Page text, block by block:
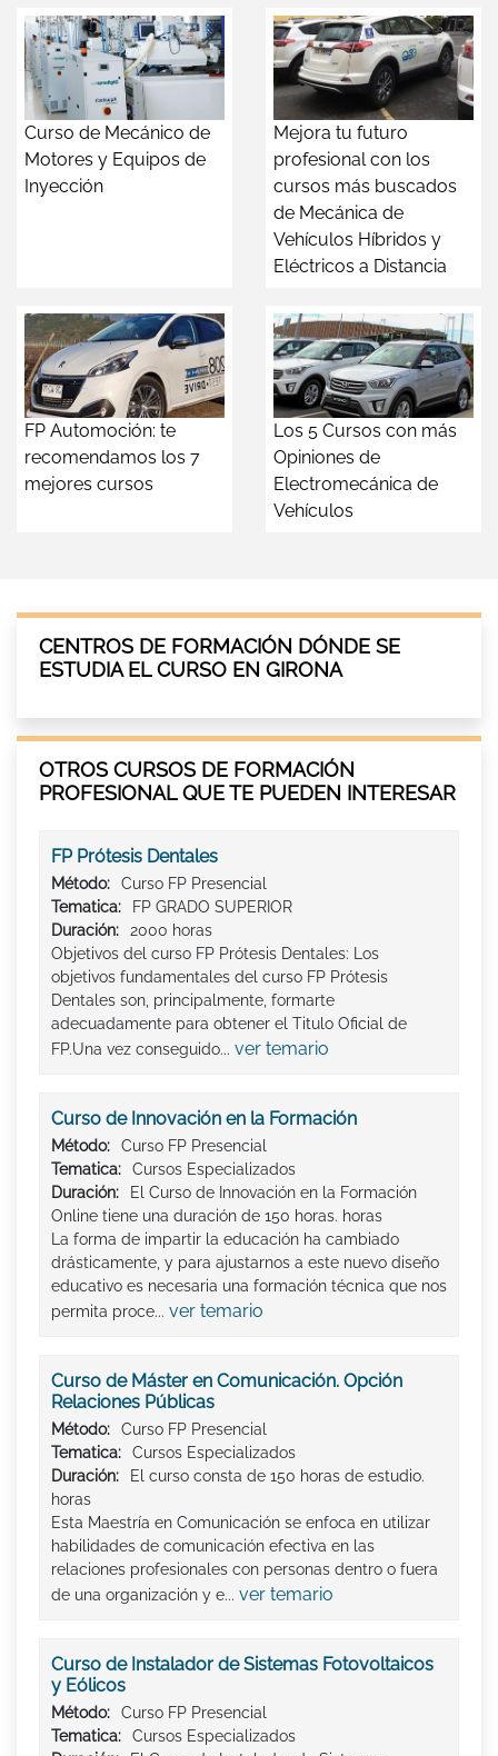
Curso de Mecánico de
Motores y Equipos de
Inyección
Mejora tu futuro
profesional con los
cursos más buscados
de Mecánica de
Vehículos Híbridos y
Eléctricos a Distancia
FP Automoción: te
recomendamos los 7
mejores cursos
Los 5 Cursos con más
Opiniones de
Electromecánica de
Vehículos
CENTROS DE FORMACIÓN DÓNDE SE
ESTUDIA EL CURSO EN GIRONA
OTROS CURSOS DE FORMACIÓN
PROFESIONAL QUE TE PUEDEN INTERESAR
FP Prótesis Dentales
Método:
Curso FP Presencial
Tematica:
FP GRADO SUPERIOR
Duración:
2000 horas
Objetivos del curso FP Prótesis Dentales: Los
objetivos fundamentales del curso FP Prótesis
Dentales son, principalmente, formarte
adecuadamente para obtener el Titulo Oficial de
FP.Una vez conseguido... ver temario
Curso de Innovación en la Formación
Método:
Curso FP Presencial
Tematica:
Cursos Especializados
Duración:
El Curso de Innovación en la Formación
Online tiene una duración de 150 horas. horas
La forma de impartir la educación ha cambiado
drásticamente, y para ajustarnos a este nuevo diseño
educativo es necesaria una formación técnica que nos
permita proce... ver temario
Curso de Máster en Comunicación. Opción
Relaciones Públicas
Método:
Curso FP Presencial
Tematica:
Cursos Especializados
Duración:
El curso consta de 150 horas de estudio.
horas
Esta Maestría en Comunicación se enfoca en utilizar
habilidades de comunicación efectiva en las
relaciones profesionales con personas dentro o fuera
de una organización y e... ver temario
Curso de Instalador de Sistemas Fotovoltaicos
y Eólicos
Método:
Curso FP Presencial
Tematica:
Cursos Especializados